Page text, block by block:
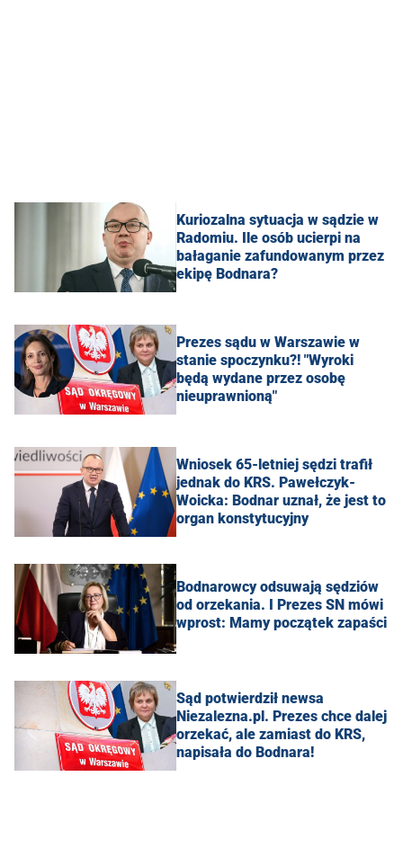
Kuriozalna sytuacja w sądzie w
Radomiu. Ile osób ucierpi na
bałaganie zafundowanym przez
ekipę Bodnara?
Prezes sądu w Warszawie w
stanie spoczynku?! "Wyroki
będą wydane przez osobę
nieuprawnioną"
Wniosek 65-letniej sędzi trafił
jednak do KRS. Pawełczyk-
Woicka: Bodnar uznał, że jest to
organ konstytucyjny
Bodnarowcy odsuwają sędziów
od orzekania. I Prezes SN mówi
wprost: Mamy początek zapaści
Sąd potwierdził newsa
Niezalezna.pl. Prezes chce dalej
orzekać, ale zamiast do KRS,
napisała do Bodnara!